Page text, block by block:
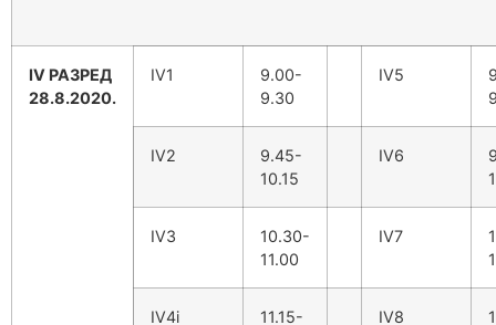
IV РАЗРЕД
28.8.2020.
IV1
9.00-
9.30
IV5
IV2
9.45-
10.15
IV6
IV3
10.30-
11.00
IV7
IV4i
11.15-
IV8